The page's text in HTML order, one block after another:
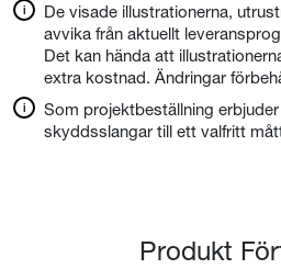
De visade illustrationerna,
avvika från aktuellt
Det kan hända att
extra kostnad. Ändringar
Som projektbeställning
skyddsslangar till ett valfritt
Produkt